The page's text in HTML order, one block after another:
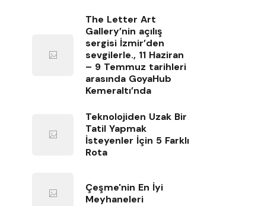
The Letter Art
Gallery’nin açılış
sergisi İzmir’den
sevgilerle., 11 Haziran
– 9 Temmuz tarihleri
arasında GoyaHub
Kemeraltı’nda
Teknolojiden Uzak Bir
Tatil Yapmak
İsteyenler İçin 5 Farklı
Rota
Çeşme'nin En İyi
Meyhaneleri